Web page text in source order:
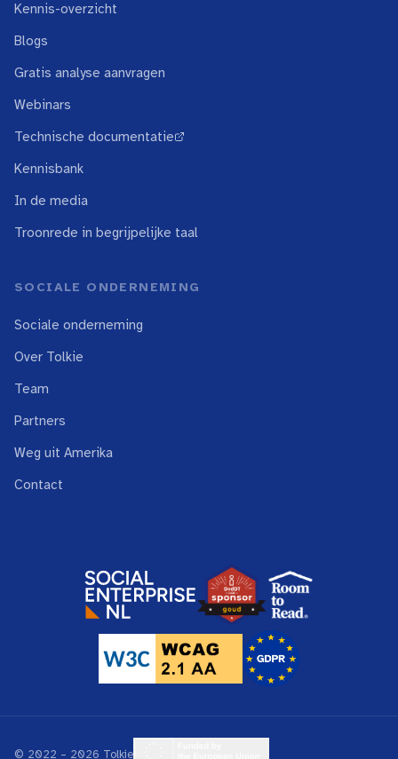
Kennis-overzicht
Blogs
Gratis analyse aanvragen
Webinars
Technische documentatie
↗ extern
Kennisbank
In de media
Troonrede in begrijpelijke taal
SOCIALE ONDERNEMING
Sociale onderneming
Over Tolkie
Team
Partners
Weg uit Amerika
Contact
© 2022 – 2026 Tolkie